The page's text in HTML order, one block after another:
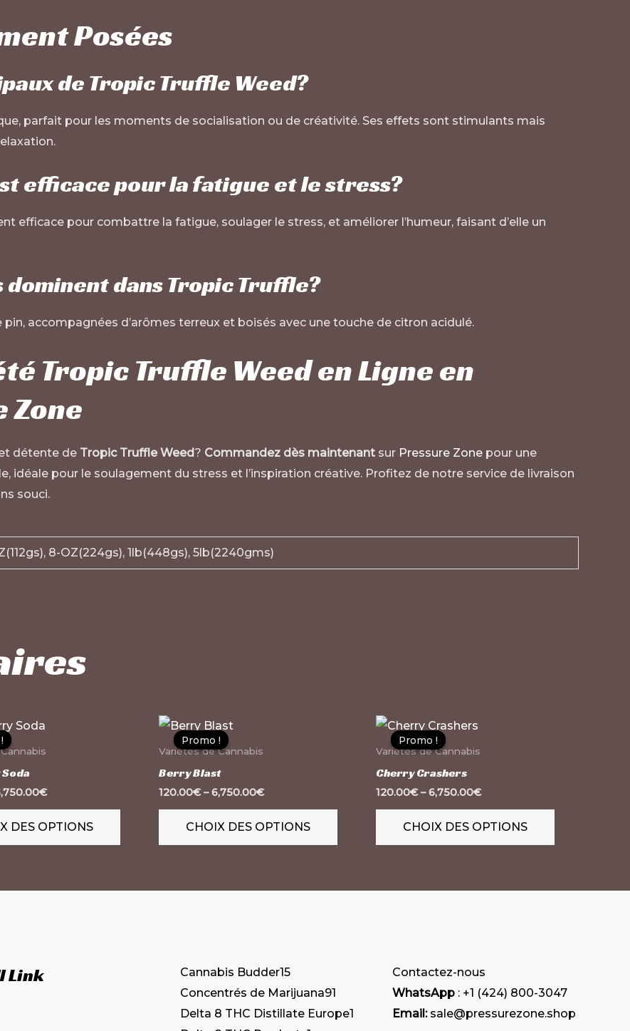
Posées
de Tropic Truffle Weed?
parfait pour les moments de socialisation ou de créativité. Ses effets sont stimulants mais
efficace pour la fatigue et le stress?
efficace pour combattre la fatigue, soulager le stress, et améliorer l’humeur, faisant d’elle un
dans Tropic Truffle?
accompagnées d’arômes terreux et boisés avec une touche de citron acidulé.
Tropic Truffle Weed en Ligne en
Zone
détente de Tropic Truffle Weed? Commandez dès maintenant sur Pressure Zone pour une
idéale pour le soulagement du stress et l’inspiration créative. Profitez de notre service de livraison
souci.
8-OZ(224gs), 1lb(448gs), 5lb(2240gms)
€
DES OPTIONS
produit
plusieurs
variations.
options
être
Promo !
Promo !
Variétés de Cannabis
Berry Blast
120.00€–6,750.00€
CHOIX DES OPTIONS
produit
plusieurs
variations.
options
être
produit
Promo !
Promo !
Variétés de Cannabis
Cherry Crashers
120.00€–6,750.00€
CHOIX DES OPTIONS
variations.
options
être
du
produit
Link Cannabis Budder15
Concentrés de Marijuana91
Delta 8 THC Distillate Europe1
Contactez-nous
WhatsApp : +1 (424) 800-3047
Email:sale@pressurezone.shop